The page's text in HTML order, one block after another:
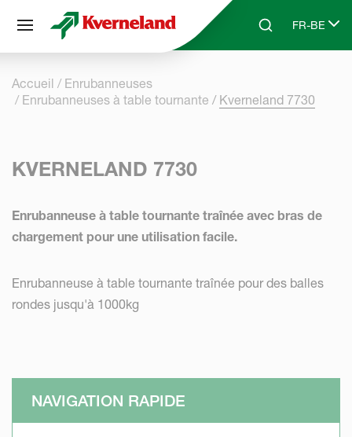
Skip to main content
SearchFR-BE
Select
Accueil
Enrubanneuses
Enrubanneuses à table tournante
Kverneland 7730
KVERNELAND 7730
Enrubanneuse à table tournante traînée avec bras de
chargement pour une utilisation facile.
Enrubanneuse à table tournante traînée pour des balles
rondes jusqu'à 1000kg
NAVIGATION RAPIDE
Panneau de gestion des cookies